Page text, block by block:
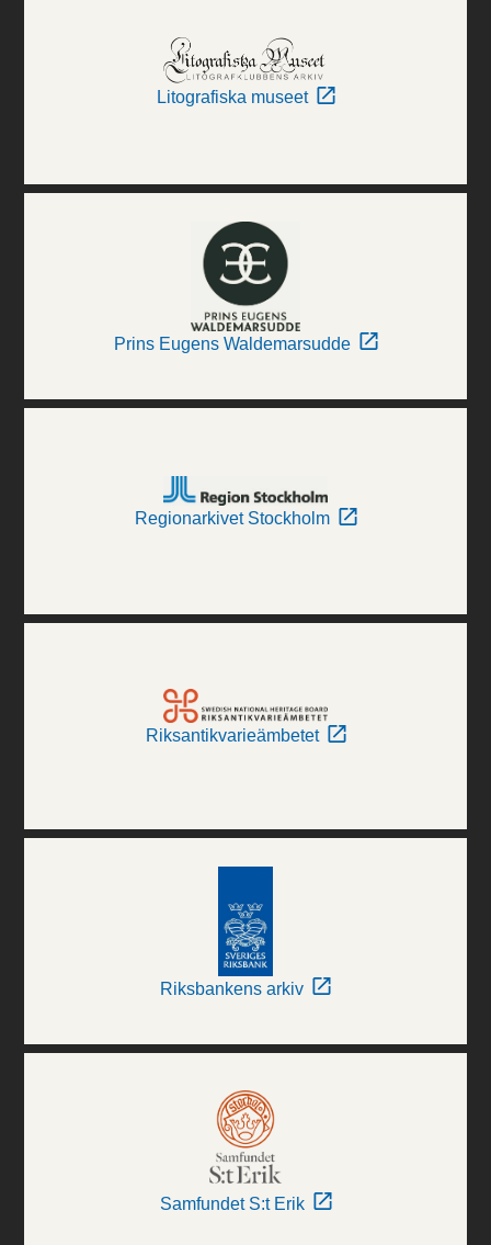
Litografiska museet
Prins Eugens Waldemarsudde
Regionarkivet Stockholm
Riksantikvarieämbetet
Riksbankens arkiv
Samfundet S:t Erik